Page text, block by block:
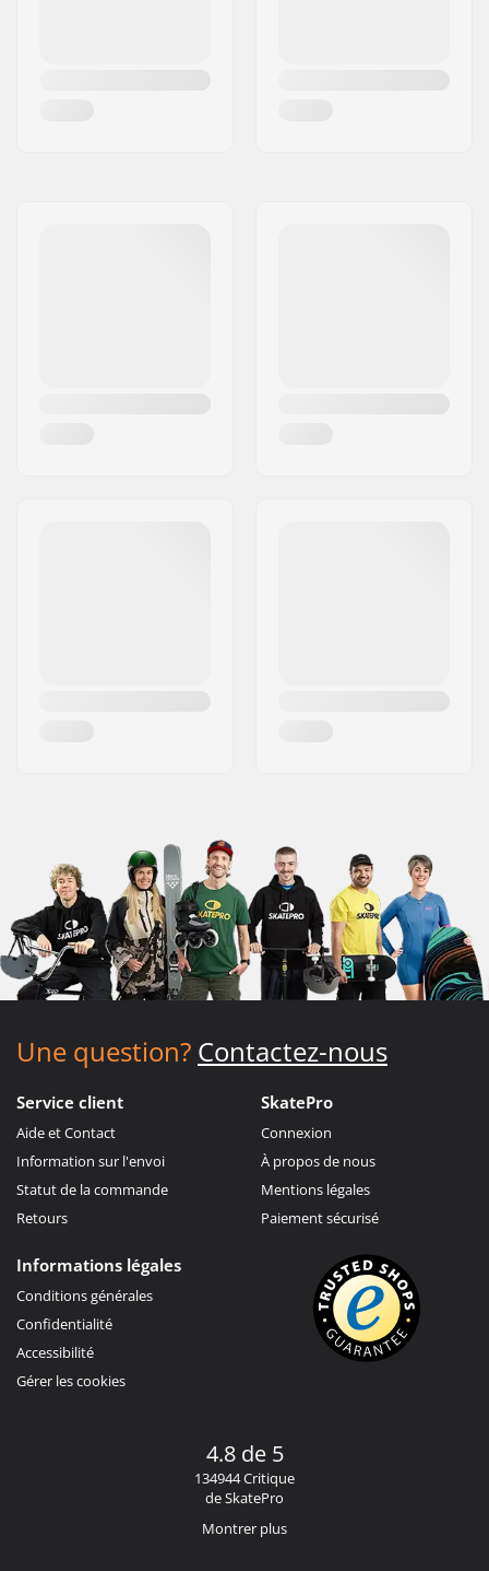
Une question? Contactez-nous
Service client
Aide et Contact
Information sur l'envoi
Statut de la commande
Retours
SkatePro
Connexion
À propos de nous
Mentions légales
Paiement sécurisé
Informations légales
Conditions générales
Confidentialité
Accessibilité
Gérer les cookies
4.8 de 5
134944 Critique
de SkatePro
Montrer plus